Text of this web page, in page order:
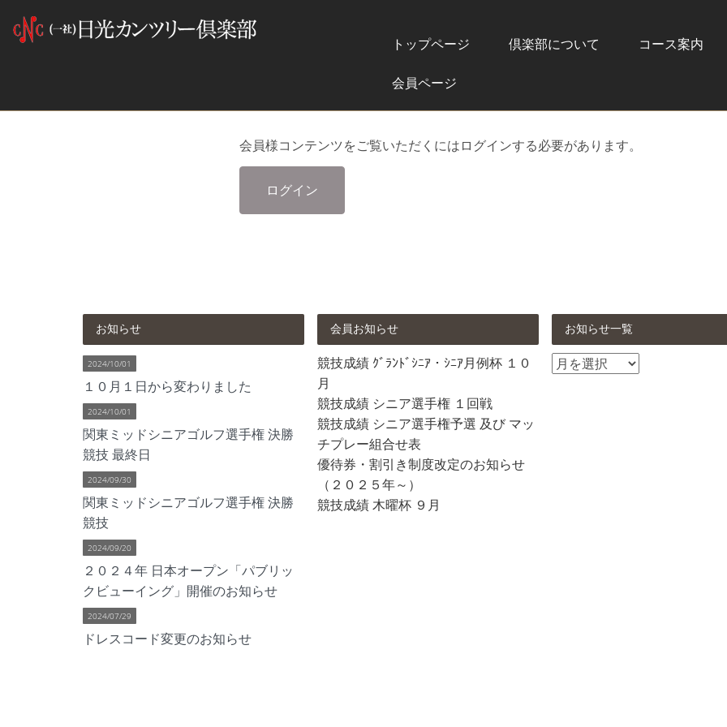
トップページ 倶楽部について コース案内
会員ページ
会員様コンテンツをご覧いただくにはログインする必要があります。
ログイン
お知らせ
2024/10/01
１０月１日から変わりました
2024/10/01
関東ミッドシニアゴルフ選手権 決勝
競技 最終日
2024/09/30
関東ミッドシニアゴルフ選手権 決勝
競技
2024/09/20
２０２４年 日本オープン「パブリッ
クビューイング」開催のお知らせ
2024/07/29
ドレスコード変更のお知らせ
会員お知らせ
競技成績 ｸﾞﾗﾝﾄﾞｼﾆｱ・ｼﾆｱ月例杯 １０
月
競技成績 シニア選手権 １回戦
競技成績 シニア選手権予選 及び マッ
チプレー組合せ表
優待券・割引き制度改定のお知らせ
（２０２５年～）
競技成績 木曜杯 ９月
お知らせ一覧
お